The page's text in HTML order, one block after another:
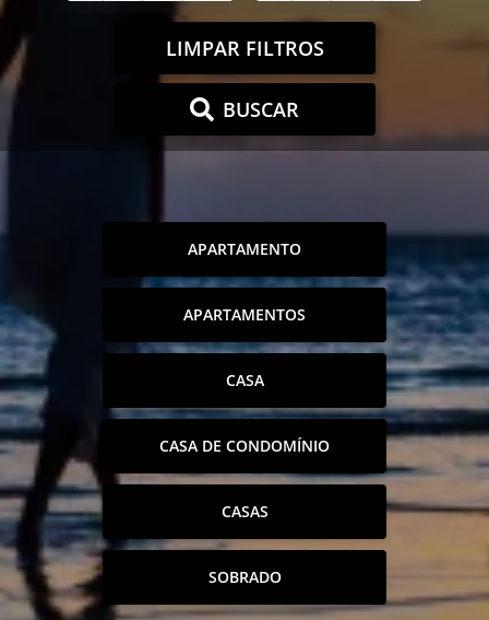
LIMPAR FILTROS
BUSCAR
APARTAMENTO
APARTAMENTOS
CASA
CASA DE CONDOMÍNIO
CASAS
SOBRADO